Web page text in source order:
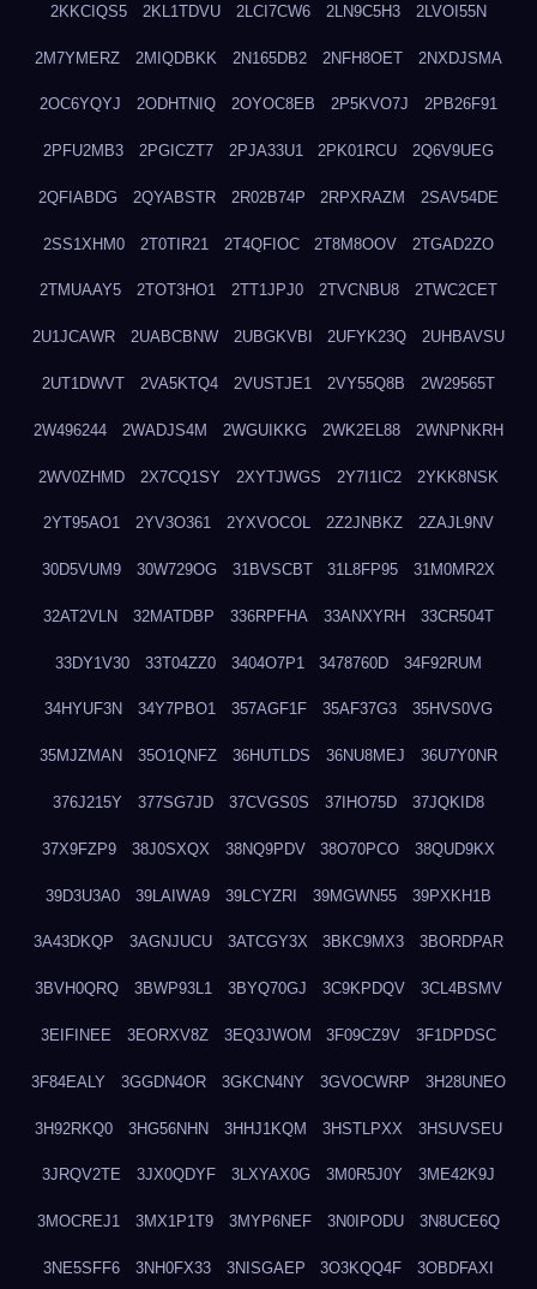
2KKCIQS5 2KL1TDVU 2LCI7CW6 2LN9C5H3 2LVOI55N
2M7YMERZ 2MIQDBKK 2N165DB2 2NFH8OET 2NXDJSMA
2OC6YQYJ 2ODHTNIQ 2OYOC8EB 2P5KVO7J 2PB26F91
2PFU2MB3 2PGICZT7 2PJA33U1 2PK01RCU 2Q6V9UEG
2QFIABDG 2QYABSTR 2R02B74P 2RPXRAZM 2SAV54DE
2SS1XHM0 2T0TIR21 2T4QFIOC 2T8M8OOV 2TGAD2ZO
2TMUAAY5 2TOT3HO1 2TT1JPJ0 2TVCNBU8 2TWC2CET
2U1JCAWR 2UABCBNW 2UBGKVBI 2UFYK23Q 2UHBAVSU
2UT1DWVT 2VA5KTQ4 2VUSTJE1 2VY55Q8B 2W29565T
2W496244 2WADJS4M 2WGUIKKG 2WK2EL88 2WNPNKRH
2WV0ZHMD 2X7CQ1SY 2XYTJWGS 2Y7I1IC2 2YKK8NSK
2YT95AO1 2YV3O361 2YXVOCOL 2Z2JNBKZ 2ZAJL9NV
30D5VUM9 30W729OG 31BVSCBT 31L8FP95 31M0MR2X
32AT2VLN 32MATDBP 336RPFHA 33ANXYRH 33CR504T
33DY1V30 33T04ZZ0 3404O7P1 3478760D 34F92RUM
34HYUF3N 34Y7PBO1 357AGF1F 35AF37G3 35HVS0VG
35MJZMAN 35O1QNFZ 36HUTLDS 36NU8MEJ 36U7Y0NR
376J215Y 377SG7JD 37CVGS0S 37IHO75D 37JQKID8
37X9FZP9 38J0SXQX 38NQ9PDV 38O70PCO 38QUD9KX
39D3U3A0 39LAIWA9 39LCYZRI 39MGWN55 39PXKH1B
3A43DKQP 3AGNJUCU 3ATCGY3X 3BKC9MX3 3BORDPAR
3BVH0QRQ 3BWP93L1 3BYQ70GJ 3C9KPDQV 3CL4BSMV
3EIFINEE 3EORXV8Z 3EQ3JWOM 3F09CZ9V 3F1DPDSC
3F84EALY 3GGDN4OR 3GKCN4NY 3GVOCWRP 3H28UNEO
3H92RKQ0 3HG56NHN 3HHJ1KQM 3HSTLPXX 3HSUVSEU
3JRQV2TE 3JX0QDYF 3LXYAX0G 3M0R5J0Y 3ME42K9J
3MOCREJ1 3MX1P1T9 3MYP6NEF 3N0IPODU 3N8UCE6Q
3NE5SFF6 3NH0FX33 3NISGAEP 3O3KQQ4F 3OBDFAXI